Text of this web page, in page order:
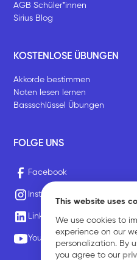
This website uses
We use cookies to
experience on our
personalization. By
you agree to our
AGB Schüler*innen
Sirius Blog
KOSTENLOSE ÜBUNGEN
Akkorde bestimmen
Noten lesen lernen
Bassschlüssel Übungen
FOLGE UNS
Facebook
Instagram
LinkedIn
Youtube